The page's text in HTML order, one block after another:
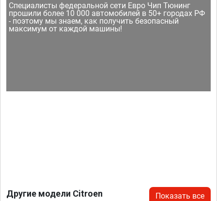
Специалисты федеральной сети Евро Чип Тюнинг
прошили более 10 000 автомобилей в 50+ городах РФ
- поэтому мы знаем, как получить безопасный
максимум от каждой машины!
Другие модели Citroen Показать все